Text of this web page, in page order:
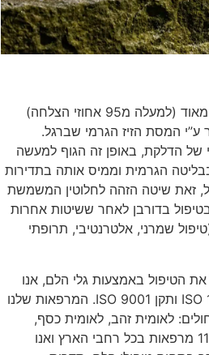
הטיפול בגלי הלם – הינו חדשני ואפקטיבי מאוד (למעלה מ95 אחוזי הצלחה)
המסת הזיז הגרמי שברגל.
של הדלקת, באופן זה הגוף למעשה
הגרמית וממיס אותה בתדירות
פעימות לטיפול, זאת שיטה הזהה לחלוטין המשמשת
בדורבן לאחר ששיטות אחרות
שמרני, אלטרנטיבי, תרופתי
הטיפול באמצעות גלי הלם, אנו
מחזיקים באופן בלעדי בתווי תקן ISO 13485-1 ותקן ISO 9001. המרפאות שלנו
לאומית זהב, לאומית כסף,
מאוחדת שיא. המרפאות שלנו פרושות ב-11 מרפאות בכל רחבי הארץ ואנו